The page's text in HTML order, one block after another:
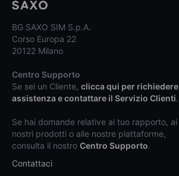
BG SAXO SIM S.p.A.
Corso Europa 22
20122 Milano
Centro Supporto
Se sei un Cliente, clicca qui per richiedere
assistenza e contattare il Servizio Clienti.
Se hai domande relative al tuo rapporto, ai
nostri prodotti o alle nostre piattaforme,
consulta il nostro Centro Supporto.
Contattaci